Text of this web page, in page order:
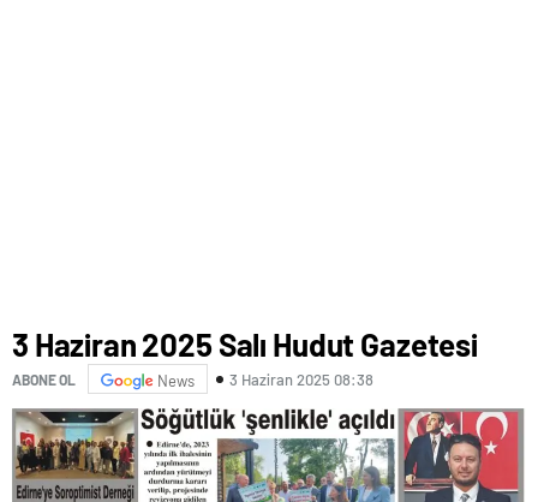
3 Haziran 2025 Salı Hudut Gazetesi
ABONE OL News 3 Haziran 2025 08:38